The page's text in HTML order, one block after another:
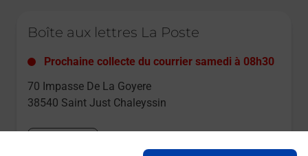
Boîte aux lettres La Poste
Prochaine collecte du courrier samedi à 08h30
70 Impasse De La Goyere
38540 Saint Just Chaleyssin